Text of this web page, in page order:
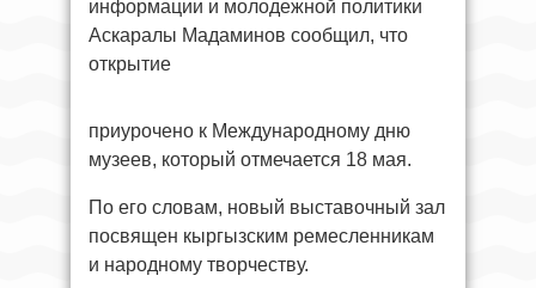
информации и молодежной политики
Аскаралы Мадаминов сообщил, что
открытие
приурочено к Международному дню
музеев, который отмечается 18 мая.
По его словам, новый выставочный зал
посвящен кыргызским ремесленникам
и народному творчеству.